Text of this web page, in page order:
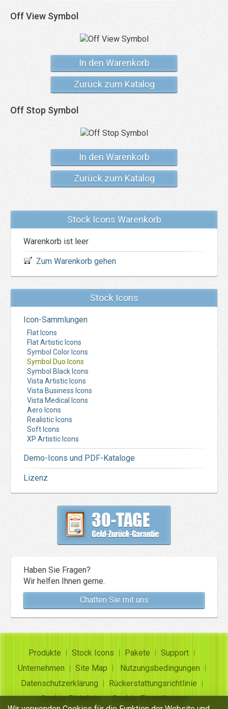
Off View Symbol
In den Warenkorb
Zurück zum Katalog
Off Stop Symbol
In den Warenkorb
Zurück zum Katalog
Stock Icons Warenkorb
Warenkorb ist leer
Zum Warenkorb gehen
Stock Icons
Icon-Sammlungen
Flat Icons
Flat Artistic Icons
Symbol Color Icons
Symbol Duo Icons
Symbol Black Icons
Vista Artistic Icons
Vista Business Icons
Vista Medical Icons
Aero Icons
Realistic Icons
Soft Icons
XP Artistic Icons
Demo-Icons und PDF-Kataloge
Lizenz
Haben Sie Fragen?
Wir helfen Ihnen gerne.
Chatten Sie mit uns
Produkte Stock Icons Pakete
Support
Unternehmen
Site Map
Nutzungsbedingungen
Datenschutzerklärung
Rückerstattungsrichtlinie
Cookie-Richtlinie
Cookie-Einstellungen